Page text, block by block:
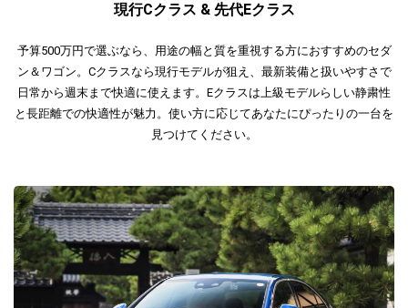
現行Cクラス & 先代Eクラス
予算500万円で選ぶなら、用途の幅と質を重視する方におすすめのセダ
ン＆ワゴン。Cクラスなら現行モデルが狙え、最新装備と扱いやすさで
日常から週末まで快適に使えます。Eクラスは上級モデルらしい静粛性
と長距離での快適性が魅力。使い方に応じてあなたにぴったりの一台を
見つけてください。